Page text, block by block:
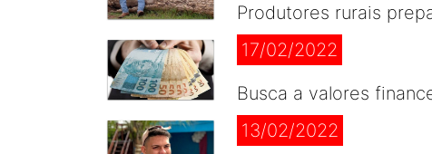
Produtores rurais
17/02/2022
Busca a valores
13/02/2022